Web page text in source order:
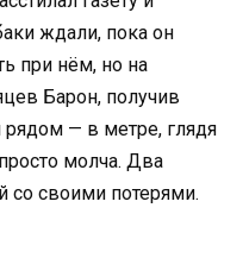
ждали, пока он
при нём, но на
Барон, получив
— в метре, глядя
молча. Два
своими потерями.